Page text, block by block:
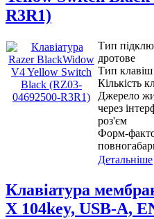
R3R1)
Тип
дротове
Тип клавіш
Кількість
Джерело
через
роз'єм
Форм-
Детальніше
Клавіатура
X 104key, USB-A,